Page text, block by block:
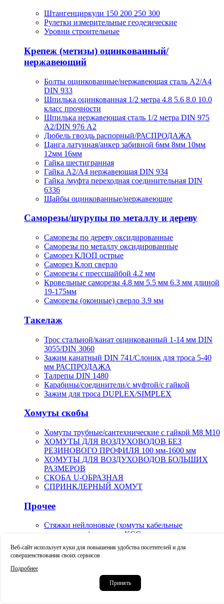
Штангенциркули 150 200 250 300
Рулетки измерительные геодезические
Уровни строительные
Крепеж (метизы) оцинкованный/
нержавеющий
Болты оцинкованные/нержавеющая сталь А2/А4
DIN 933
Шпилька оцинкованная 1/2 метра 4.8 5.6 8.0 10.0
класс прочности
Шпилька нержавеющая сталь 1/2 метра DIN 975
A2/DIN 976 А2
Дюбель гвоздь распорный/РАСПРОДАЖА
Цанга латунная/анкер забивной 6мм 8мм 10мм
12мм 16мм
Гайка шестигранная
Гайка А2/А4 нержавеющая DIN 934
Гайка /муфта переходная соединительная DIN
6336
Шайбы оцинкованные/нержавеющие
Саморезы/шурупы по металлу и дереву
Саморезы по дереву оксидированные
Саморезы по металлу оксидированные
Саморез КЛОП острые
Саморез Клоп сверло
Саморезы с прессшайбой 4.2 мм
Кровельные саморезы 4.8 мм 5.5 мм 6.3 мм длиной
19-175мм
Саморезы (оконные) сверло 3.9 мм
Такелаж
Трос стальной/канат оцинкованный 1-14 мм DIN
3055/DIN 3060
Зажим канатный DIN 741/Слоник для троса 5-40
мм РАСПРОДАЖА
Талрепы DIN 1480
Карабины/соединители/с муфтой/с гайкой
Зажим для троса DUPLEX/SIMPLEX
Хомуты скобы
Хомуты трубные/сантехнические с гайкой М8 М10
ХОМУТЫ ДЛЯ ВОЗДУХОВОДОВ БЕЗ
РЕЗИНОВОГО ПРОФИЛЯ 100 мм-1600 мм
ХОМУТЫ ДЛЯ ВОЗДУХОВОДОВ БОЛЬШИХ
РАЗМЕРОВ
СКОБА U-ОБРАЗНАЯ
СПРИНКЛЕРНЫЙ ХОМУТ
Прочее
Стяжки нейлоновые (хомуты кабельные
пластиковые) стандарт КСС
Маркеры карандаши маркер-краска строительные
Краскораспылители пневматические пистолет-
распылители арт.V-0019
Крацовки корщетки чашечные тарельчатые
Веб-сайт использует куки для повышения удобства посетителей и для
совершенствования своих сервисов
Подробнее
Принять